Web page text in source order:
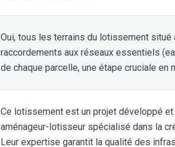
Oui, tous les terrains du lotissement
raccordements aux réseaux essentiels
de chaque parcelle, une étape cruciale en
Ce lotissement est un projet développé et
aménageur-lotisseur spécialisé dans la
Leur expertise garantit la qualité des